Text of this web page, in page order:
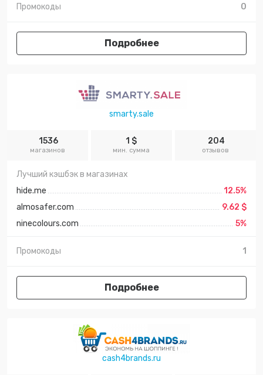
Промокоды 0
Подробнее
smarty.sale
1536
магазинов
1 $
мин. сумма
204
отзывов
Лучший кэшбэк в магазинах
hide.me
12.5%
almosafer.com
9.62 $
ninecolours.com
5%
Промокоды 1
Подробнее
cash4brands.ru